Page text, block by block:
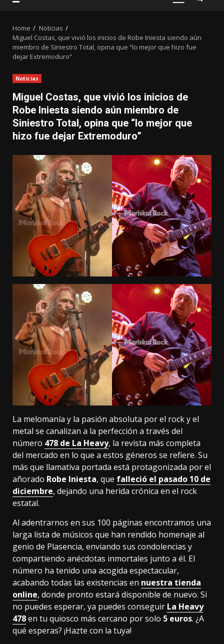
PRIMARY
Home
Noticias
Miguel Costas, que vivió los inicios de Robe Iniesta siendo aún
miembro de Siniestro Total, opina que “lo mejor que hizo fue
dejar Extremoduro”
Noticias
Miguel Costas, que vivió los inicios de
Robe Iniesta siendo aún miembro de
Siniestro Total, opina que “lo mejor que
hizo fue dejar Extremoduro”
La melomanía y la pasión absoluta por el rock y el
metal se canalizan a la perfección a través del
número 478 de La Heavy, la revista más completa
del mercado en lo que a estos géneros se refiere. Su
más que llamativa portada está protagonizada por el
añorado Robe Iniesta, que falleció el pasado 10 de
diciembre, dejando una herida crónica en el rock
estatal.
Al adentrarnos en sus 100 páginas encontramos una
larga lista de músicos que han rendido homenaje al
genio de Plasencia, enviando sus condolencias y
compartiendo anécdotas inmortales junto a él. El
número ha tenido una acogida espectacular,
acabando todas las existencias en nuestra tienda
online, donde pronto estará disponible de nuevo. Si
no puedes esperar, ya puedes conseguir La Heavy
478en tu quiosco más cercano por solo 5 euros. ¿A
qué esperas? ¡Hazte con la tuya!